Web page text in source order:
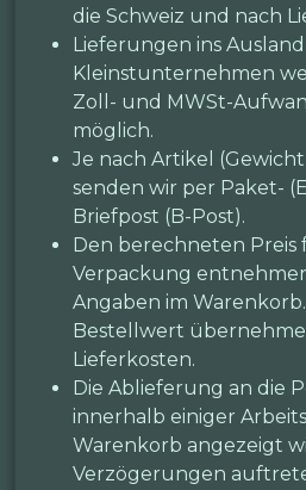
die Schweiz und nach
Lieferungen ins
Kleinstunternehmen
Zoll- und MWSt-
möglich.
Je nach Artikel
senden wir per Paket-
Briefpost (B-Post).
Den berechneten Preis
Verpackung
Angaben im Warenkorb.
Bestellwert
Lieferkosten.
Die Ablieferung an die
innerhalb einiger
Warenkorb angezeigt
Verzögerungen